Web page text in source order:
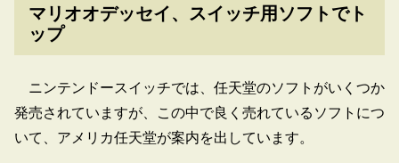
マリオオデッセイ、スイッチ用ソフトでト
ップ
ニンテンドースイッチでは、任天堂のソフトがいくつか
発売されていますが、この中で良く売れているソフトにつ
いて、アメリカ任天堂が案内を出しています。